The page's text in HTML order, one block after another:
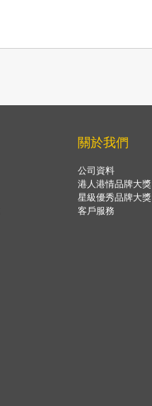
關於我們
公司資料
港人港情品牌大獎
星級優秀品牌大獎
客戶服務